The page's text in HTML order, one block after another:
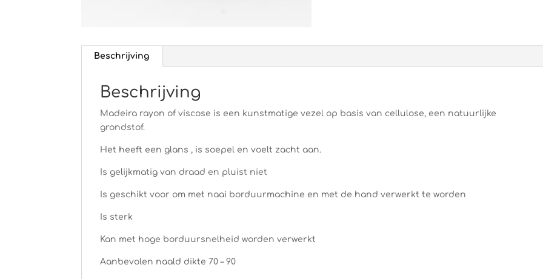
Beschrijving
Beschrijving
Madeira rayon of viscose is een kunstmatige vezel op basis van cellulose, een natuurlijke
grondstof.
Het heeft een glans , is soepel en voelt zacht aan.
Is gelijkmatig van draad en pluist niet
Is geschikt voor om met naai borduurmachine en met de hand verwerkt te worden
Is sterk
Kan met hoge borduursnelheid worden verwerkt
Aanbevolen naald dikte 70 – 90